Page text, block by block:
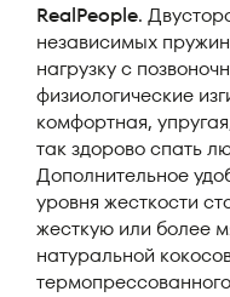
RealPeople.
независимых
нагрузку с
физиологические
комфортная,
так здорово спать
Дополнительное
уровня жесткости
жесткую или более
натуральной